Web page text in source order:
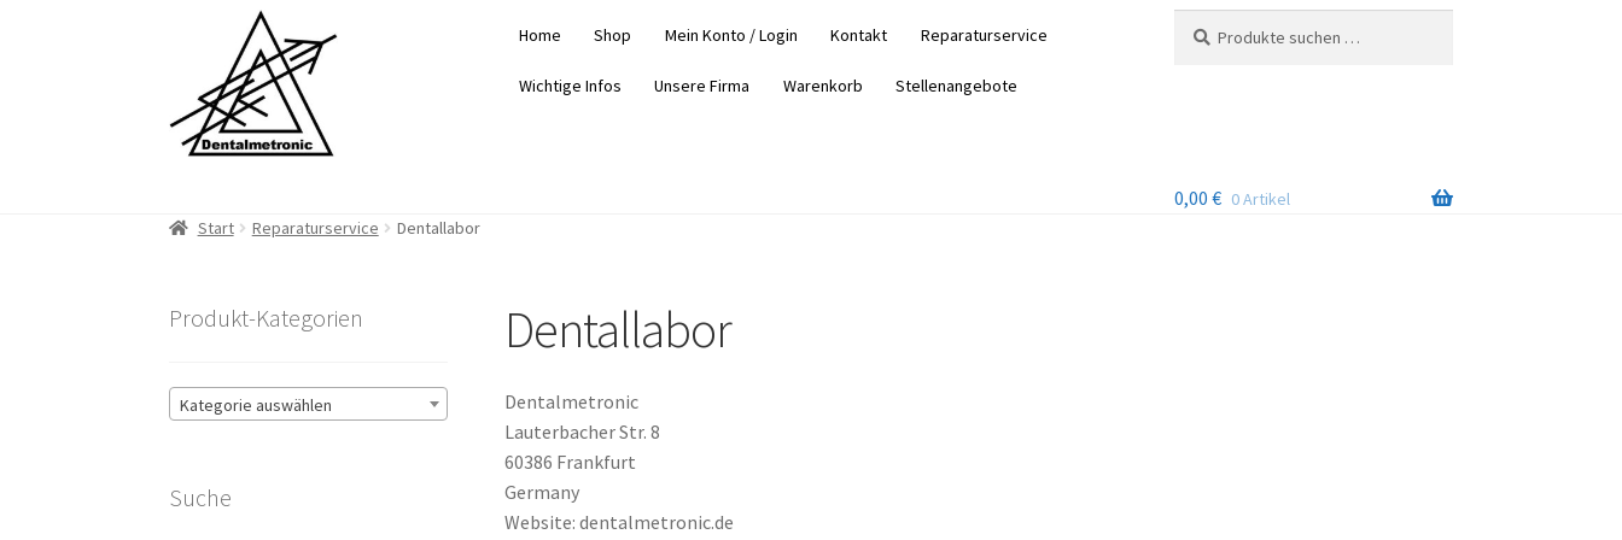
Navigation
springen
springen
Home Shop Mein Konto / Login Kontakt Reparaturservice
Wichtige Infos Unsere Firma Warenkorb Stellenangebote
nach:
0,00 € 0 Artikel
Start
Reparaturservice Dentallabor
Dentallabor
Dentalmetronic
Lauterbacher Str. 8
60386 Frankfurt
Germany
Website: dentalmetronic.de
Produkt-Kategorien
Kategorie auswählen
Suche